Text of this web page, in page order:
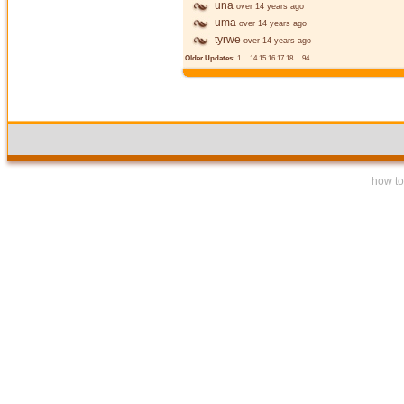
una over 14 years ago
uma over 14 years ago
tyrwe over 14 years ago
Older Updates: 1 ... 14 15 16 17 18 ... 94
how